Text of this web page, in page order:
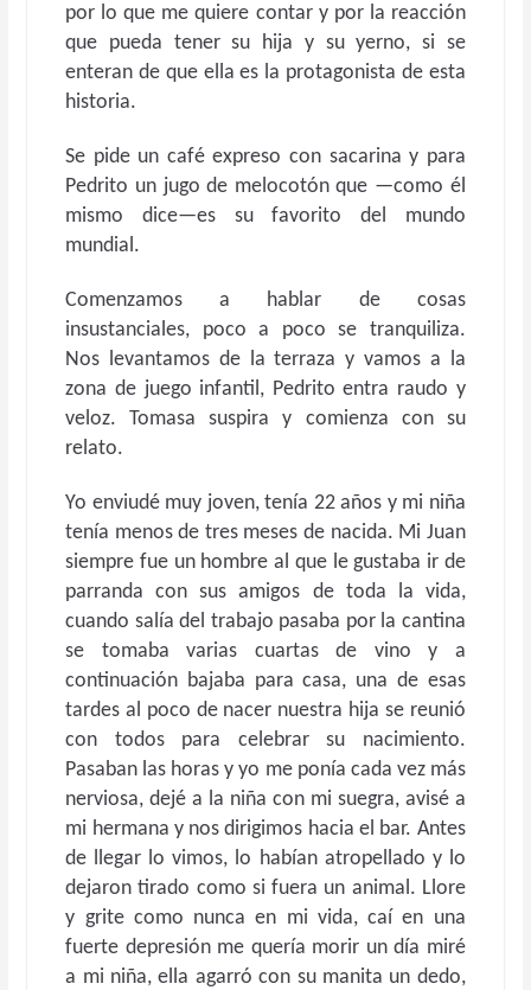
por lo que me quiere contar y por la reacción
que pueda tener su hija y su yerno, si se
enteran de que ella es la protagonista de esta
historia.
Se pide un café expreso con sacarina y para
Pedrito un jugo de melocotón que —como él
mismo dice—es su favorito del mundo
mundial.
Comenzamos a hablar de cosas
insustanciales, poco a poco se tranquiliza.
Nos levantamos de la terraza y vamos a la
zona de juego infantil, Pedrito entra raudo y
veloz. Tomasa suspira y comienza con su
relato.
Yo enviudé muy joven, tenía 22 años y mi niña
tenía menos de tres meses de nacida. Mi Juan
siempre fue un hombre al que le gustaba ir de
parranda con sus amigos de toda la vida,
cuando salía del trabajo pasaba por la cantina
se tomaba varias cuartas de vino y a
continuación bajaba para casa, una de esas
tardes al poco de nacer nuestra hija se reunió
con todos para celebrar su nacimiento.
Pasaban las horas y yo me ponía cada vez más
nerviosa, dejé a la niña con mi suegra, avisé a
mi hermana y nos dirigimos hacia el bar. Antes
de llegar lo vimos, lo habían atropellado y lo
dejaron tirado como si fuera un animal. Llore
y grite como nunca en mi vida, caí en una
fuerte depresión me quería morir un día miré
a mi niña, ella agarró con su manita un dedo,